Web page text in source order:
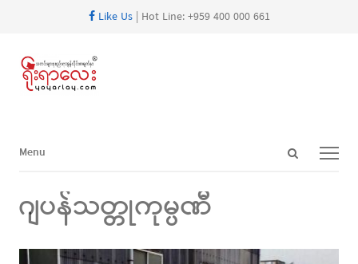
Like Us| Hot Line: +959 400 000 661
Open
Menu
Menu
ဂျပန်သတ္တုကုမ္ပဏီ